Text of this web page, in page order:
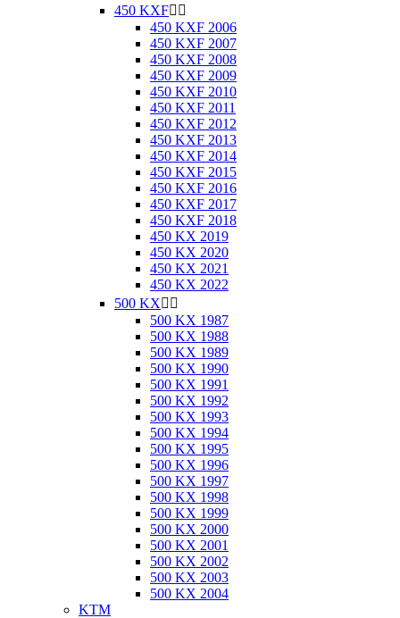
450 KXF 
450 KXF 2006
450 KXF 2007
450 KXF 2008
450 KXF 2009
450 KXF 2010
450 KXF 2011
450 KXF 2012
450 KXF 2013
450 KXF 2014
450 KXF 2015
450 KXF 2016
450 KXF 2017
450 KXF 2018
450 KX 2019
450 KX 2020
450 KX 2021
450 KX 2022
500 KX 
500 KX 1987
500 KX 1988
500 KX 1989
500 KX 1990
500 KX 1991
500 KX 1992
500 KX 1993
500 KX 1994
500 KX 1995
500 KX 1996
500 KX 1997
500 KX 1998
500 KX 1999
500 KX 2000
500 KX 2001
500 KX 2002
500 KX 2003
500 KX 2004
KTM